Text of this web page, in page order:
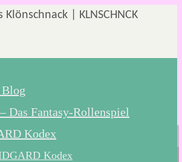
Blog
Das Fantasy-Rollenspiel
Kodex
Kodex